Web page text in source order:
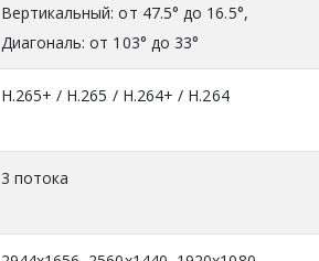
Вертикальный: от 47.5° до 16.5°,
Диагональ: от 103° до 33°
H.265+ / H.265 / H.264+ / H.264
3 потока